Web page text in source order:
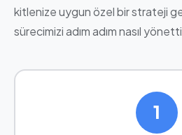
kitlenize uygun özel bir strateji
sürecimizi adım adım nasıl
1